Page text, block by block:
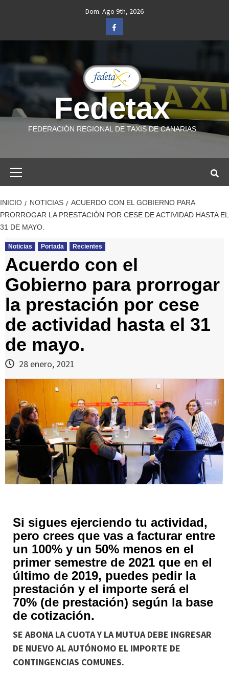
Dom. Ago 9th, 2026
Facebook
Fedetax
FEDERACIÓN REGIONAL DE TAXIS DE CANARIAS
INICIO NOTICIAS
ACUERDO CON EL GOBIERNO PARA
PRORROGAR LA PRESTACIÓN POR CESE DE ACTIVIDAD HASTA EL
31 DE MAYO.
Noticias Portada Recientes
Acuerdo con el
Gobierno para prorrogar
la prestación por cese
de actividad hasta el 31
de mayo.
28 enero, 2021
Si sigues ejerciendo tu actividad,
pero crees que vas a facturar entre
un 100% y un 50% menos en el
primer semestre de 2021 que en el
último de 2019, puedes pedir la
prestación y el importe será el
70% (de prestación) según la base
de cotización.
SE ABONA LA CUOTA Y LA MUTUA DEBE INGRESAR
DE NUEVO AL AUTÓNOMO EL IMPORTE DE
CONTINGENCIAS COMUNES.